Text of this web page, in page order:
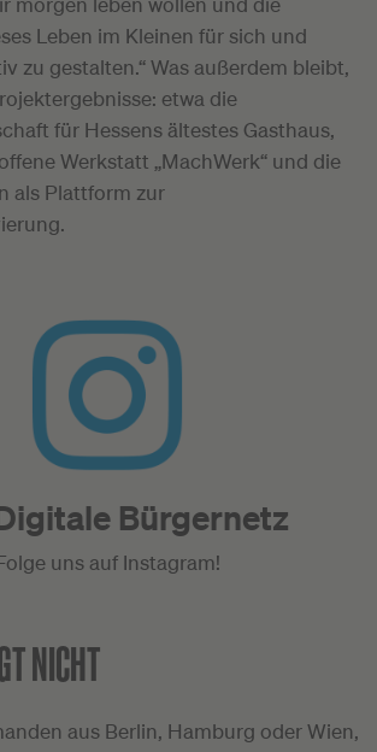
Leben im Kleinen für sich und
zu gestalten.“ Was außerdem bleibt,
etwa die
für Hessens ältestes Gasthaus,
Werkstatt „MachWerk“ und die
als Plattform zur
Bürgernetz
uns auf Instagram!
NICHT
aus Berlin, Hamburg oder Wien,